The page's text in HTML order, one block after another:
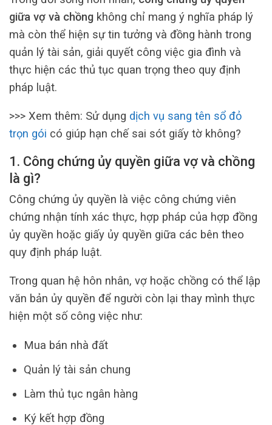
giữa vợ và chồng không chỉ mang ý nghĩa pháp lý
mà còn thể hiện sự tin tưởng và đồng hành trong
quản lý tài sản, giải quyết công việc gia đình và
thực hiện các thủ tục quan trọng theo quy định
pháp luật.
>>> Xem thêm: Sử dụng dịch vụ sang tên sổ đỏ
trọn gói có giúp hạn chế sai sót giấy tờ không?
1. Công chứng ủy quyền giữa vợ và chồng
là gì?
Công chứng ủy quyền là việc công chứng viên
chứng nhận tính xác thực, hợp pháp của hợp đồng
ủy quyền hoặc giấy ủy quyền giữa các bên theo
quy định pháp luật.
Trong quan hệ hôn nhân, vợ hoặc chồng có thể lập
văn bản ủy quyền để người còn lại thay mình thực
hiện một số công việc như:
Mua bán nhà đất
Quản lý tài sản chung
Làm thủ tục ngân hàng
Ký kết hợp đồng